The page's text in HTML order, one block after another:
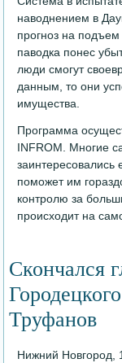
наводнением в
прогноз на
паводка понес
люди смогут
данным, то они
имущества.
Программа
INFROM. Многие
заинтересовались
поможет им
контролю за
происходит на
Скончался
Труфанов
Нижний Новгород,